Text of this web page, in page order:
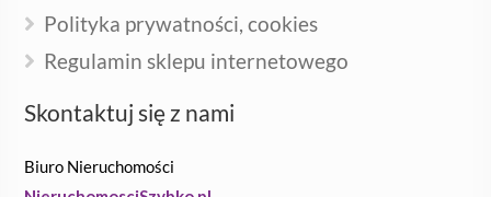
Polityka prywatności, cookies
Regulamin sklepu internetowego
Skontaktuj się z nami
Biuro Nieruchomości